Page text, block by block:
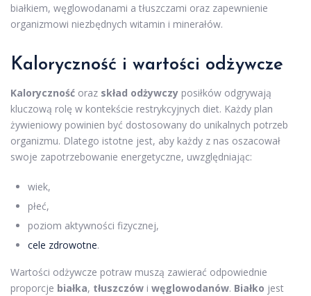
białkiem, węglowodanami a tłuszczami oraz zapewnienie
organizmowi niezbędnych witamin i minerałów.
Kaloryczność i wartości odżywcze
Kaloryczność oraz skład odżywczy posiłków odgrywają
kluczową rolę w kontekście restrykcyjnych diet. Każdy plan
żywieniowy powinien być dostosowany do unikalnych potrzeb
organizmu. Dlatego istotne jest, aby każdy z nas oszacował
swoje zapotrzebowanie energetyczne, uwzględniając:
wiek,
płeć,
poziom aktywności fizycznej,
cele zdrowotne.
Wartości odżywcze potraw muszą zawierać odpowiednie
proporcje białka, tłuszczów i węglowodanów. Białko jest